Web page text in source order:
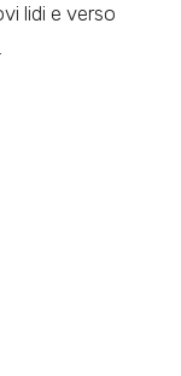
lidi e verso